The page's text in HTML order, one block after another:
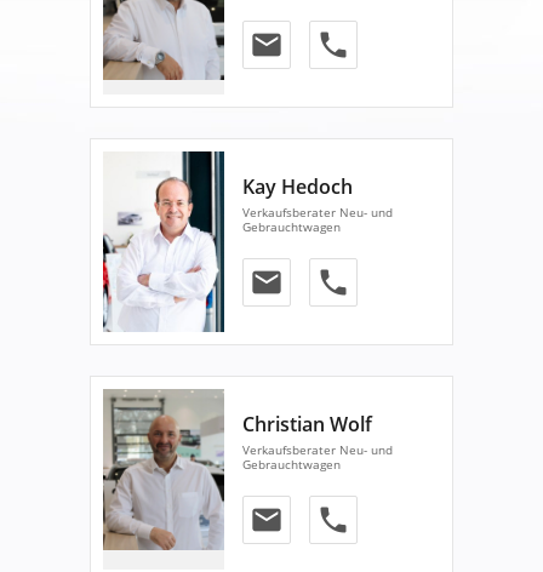
email phone
Kay Hedoch
Verkaufsberater Neu- und
Gebrauchtwagen
email phone
Christian Wolf
Verkaufsberater Neu- und
Gebrauchtwagen
email phone